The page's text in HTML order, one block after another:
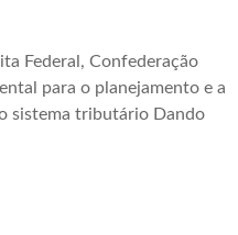
Federal, Confederação
para o planejamento e a
sistema tributário Dando